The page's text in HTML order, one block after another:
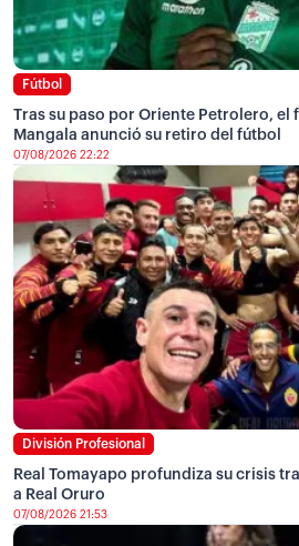
Fútbol
Tras su paso por Oriente Petrolero, el
Mangala anunció su retiro del fútbol
07/08/2026 22:22
División Profesional
Real Tomayapo profundiza su crisis
a Real Oruro
07/08/2026 21:53